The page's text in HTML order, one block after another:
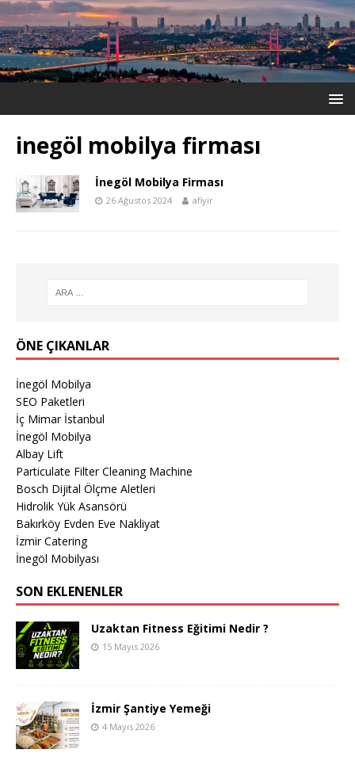
inegöl mobilya firması
İnegöl Mobilya Firması
26 Ağustos 2024 afiyir
ÖNE ÇIKANLAR
İnegöl Mobilya
SEO Paketleri
İç Mimar İstanbul
İnegöl Mobilya
Albay Lift
Particulate Filter Cleaning Machine
Bosch Dijital Ölçme Aletleri
Hidrolik Yük Asansörü
Bakırköy Evden Eve Nakliyat
İzmir Catering
İnegöl Mobilyası
SON EKLENENLER
Uzaktan Fitness Eğitimi Nedir ?
15 Mayıs 2026
İzmir Şantiye Yemeği
4 Mayıs 2026